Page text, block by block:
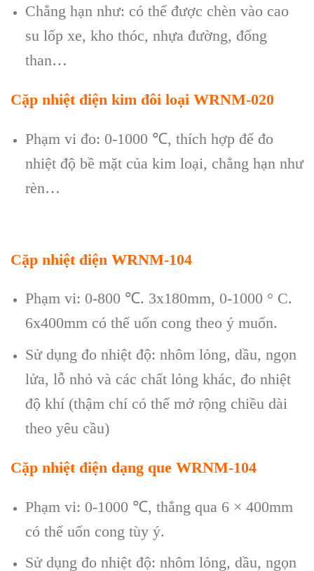
Chẳng hạn như: có thể được chèn vào cao
su lốp xe, kho thóc, nhựa đường, đống
than…
Cặp nhiệt điện kim đôi loại WRNM-020
Phạm vi đo: 0-1000 ℃, thích hợp để đo
nhiệt độ bề mặt của kim loại, chẳng hạn như
rèn…
Cặp nhiệt điện WRNM-104
Phạm vi: 0-800 ℃. 3x180mm, 0-1000 ° C.
6x400mm có thể uốn cong theo ý muốn.
Sử dụng đo nhiệt độ: nhôm lỏng, dầu, ngọn
lửa, lỗ nhỏ và các chất lỏng khác, đo nhiệt
độ khí (thậm chí có thể mở rộng chiều dài
theo yêu cầu)
Cặp nhiệt điện dạng que WRNM-104
Phạm vi: 0-1000 ℃, thẳng qua 6 × 400mm
có thể uốn cong tùy ý.
Sử dụng đo nhiệt độ: nhôm lỏng, dầu, ngọn